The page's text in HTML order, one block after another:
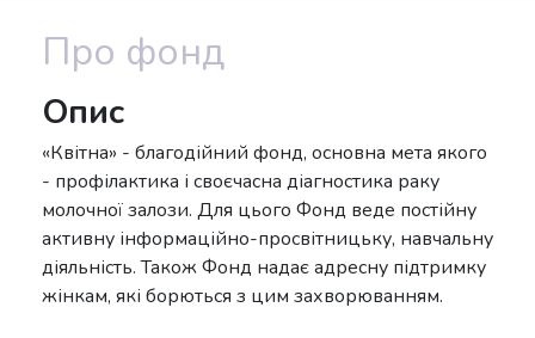
Про фонд
Опис
«Квітна» - благодійний фонд, основна мета якого
- профілактика і своєчасна діагностика раку
молочної залози. Для цього Фонд веде постійну
активну інформаційно-просвітницьку, навчальну
діяльність. Також Фонд надає адресну підтримку
жінкам, які борються з цим захворюванням.